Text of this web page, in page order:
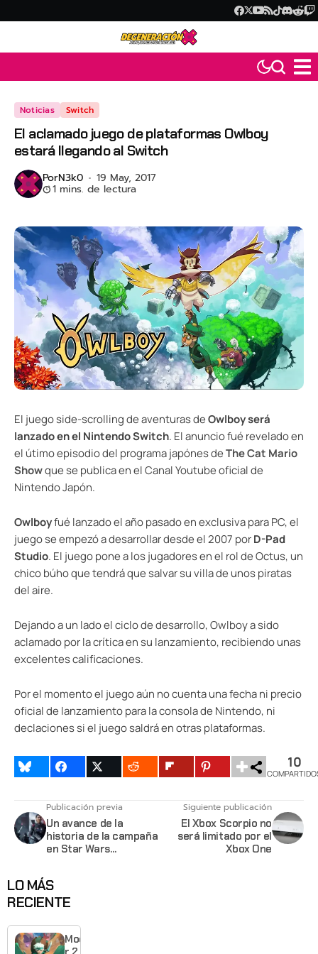
Noticias Switch
El aclamado juego de plataformas Owlboy
estará llegando al Switch
PorN3k0 19 May, 2017
1 mins. de lectura
El juego side-scrolling de aventuras deOwlboy será
lanzado en el Nintendo Switch. El anuncio fué revelado en
el útimo episodio del programa japónes deThe Cat Mario
Showque se publica en el Canal Youtube oficial de
Nintendo Japón.
Owlboyfué lanzado el año pasado en exclusiva para PC, el
juego se empezó a desarrollar desde el 2007 porD-Pad
Studio. El juego pone a los jugadores en el rol de Octus, un
chico búho que tendrá que salvar su villa de unos piratas
del aire.
Dejando a un lado el ciclo de desarrollo, Owlboy a sido
aclamado por la crítica en su lanzamiento, recibiendo unas
excelentes calificaciones.
Por el momento el juego aún no cuenta una fecha ni precio
oficial de lanzamiento para la consola de Nintendo, ni
declaciones si el juego saldrá en otras plataformas.
10
Publicación previa
Un avance de la
historia de la campaña
en Star Wars
Siguiente publicación
El Xbox Scorpio no
será limitado por el
Xbox One
LO MÁS
RECIENTE
Moonlighte